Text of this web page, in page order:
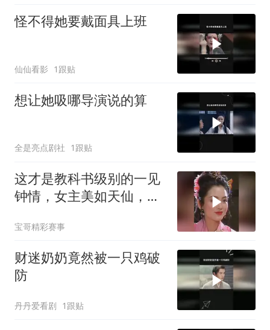
怪不得她要戴面具上班
仙仙看影 1跟贴
想让她吸哪导演说的算
全是亮点剧社 1跟贴
这才是教科书级别的一见
钟情，女主美如天仙，男
宝哥精彩赛事
财迷奶奶竟然被一只鸡破
防
丹丹爱看剧 1跟贴